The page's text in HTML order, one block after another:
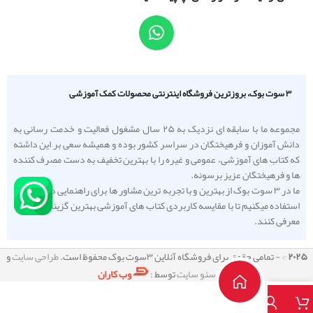
۳ سوت بوک، بروزترین فروشگاه اینترنتی محصولات کمک آموزشی
مجموعه ما با سابقه ای نزدیک به ۲۵ سال مشغول فعالیت و خدمت رسانی به
دانش آموزان و فرهیختگان در سراسر کشور بوده و همیشه سعی بر این داشته
که کتاب های آموزشی، عمومی و غیره را با بهترین تخفیف به دست مصرف کننده
ها و فرهیختگان عزیز برسونه.
ما در ۳ سوت بوک از بهترین و با تجربه ترین مشاور ها برای راهنمایی دانش آموزا
استفاده میکنیم تا با مقایسه کاربردی کتاب های آموزشی بهترین گزینه را به شما
معرفی کنند.
۲۰۲۵© - تمامی حقوق برای فروشگاه آنلاین ۳سوت بوک محفوظ است. طراحی سایتو
سئو سایتتوسط : وب کاران